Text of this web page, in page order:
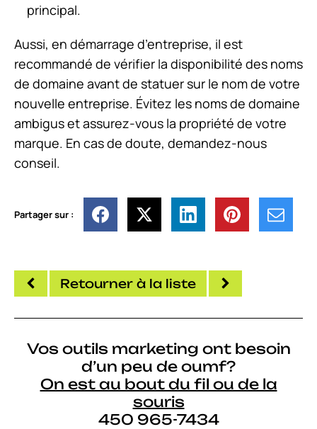
principal.
Aussi, en démarrage d’entreprise, il est
recommandé de vérifier la disponibilité des noms
de domaine avant de statuer sur le nom de votre
nouvelle entreprise. Évitez les noms de domaine
ambigus et assurez-vous la propriété de votre
marque. En cas de doute, demandez-nous
conseil.
Partager sur :
Retourner à la liste
Vos outils marketing ont besoin
d’un peu de oumf?
On est au bout du fil ou de la
souris
450 965-7434